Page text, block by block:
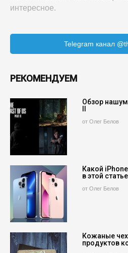
интересное.
Telegram канал
РЕКОМЕНДУЕМ
Обзор
от Олег Белов
Какой
в этой статье
от Олег Белов
Кожаные
продуктов